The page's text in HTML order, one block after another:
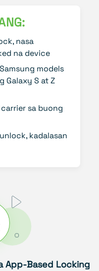
nasa
na device
models
Galaxy S at Z
sa buong
kadalasan
App-Based Locking